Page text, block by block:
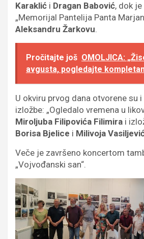
Karaklić i Dragan Babović, dok
„Memorijal Pantelija Panta
Aleksandru Žarkovu.
Pročitajte još OMOLJICA:
avgusta, pogledajte
U okviru prvog dana otvorene su
izložbe: „Ogledalo vremena u
Miroljuba Filipovića Filimira i
Borisa Bjelice i Milivoja
Veče je završeno koncertom
„Vojvođanski san“.